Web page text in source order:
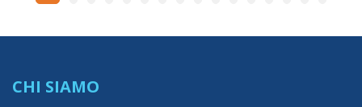
CHI SIAMO